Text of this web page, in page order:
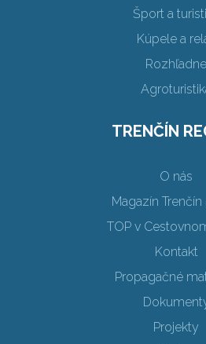
Šport a
Kúpele a
Rozhľadne
TRENČÍN
O nás
Magazín
TOP v
Kontakt
Propagačné
Projekty